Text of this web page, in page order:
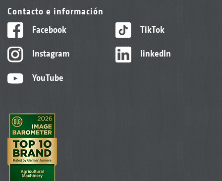
Contacto e información
Facebook
Instagram
YouTube
TikTok
linkedIn